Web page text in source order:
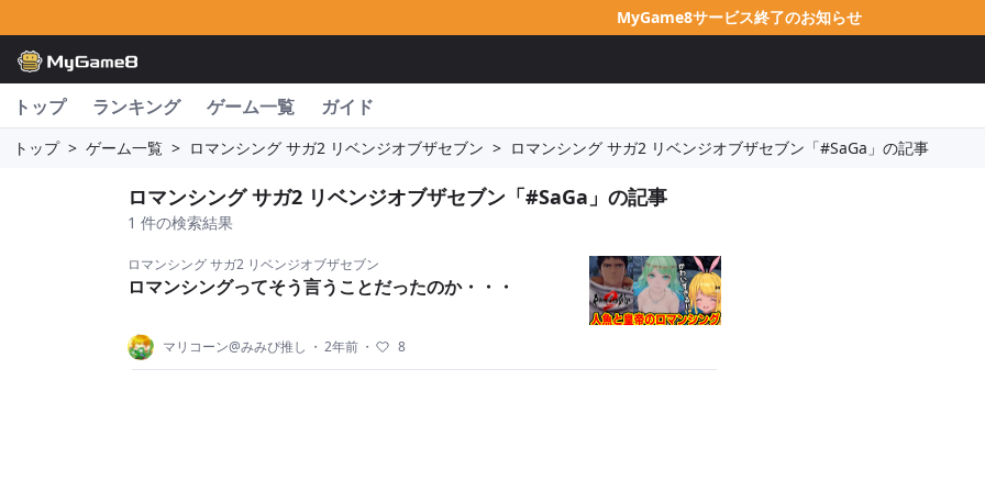
MyGame8サービス終了のお知らせ
トップ ランキング ゲーム一覧 ガイド
トップ > ゲーム一覧 > ロマンシング サガ2 リベンジオブザセブン > ロマンシング サガ2 リベンジオブザセブン「#SaGa」の記事
ロマンシング サガ2 リベンジオブザセブン「#SaGa」の記事
1 件の検索結果
ロマンシング サガ2 リベンジオブザセブン
ロマンシングってそう言うことだったのか・・・
マリコーン@みみぴ推し ・ 2年前 ・ 8